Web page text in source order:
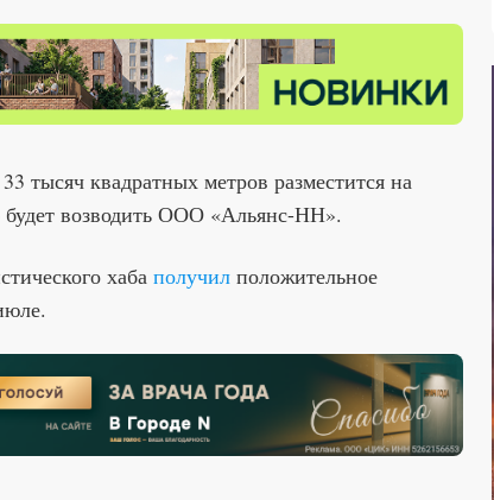
тысяч квадратных метров разместится на
возводить ООО «Альянс-НН».
хаба получил положительное